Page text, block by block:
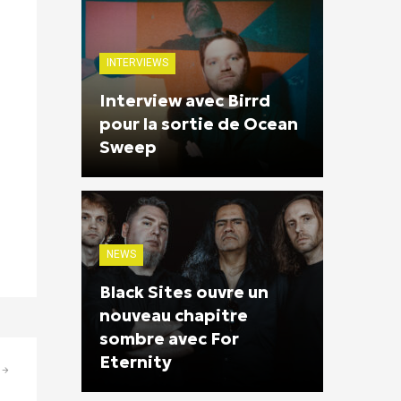
INTERVIEWS
Interview avec Birrd
pour la sortie de Ocean
Sweep
NEWS
Black Sites ouvre un
nouveau chapitre
sombre avec For
Eternity